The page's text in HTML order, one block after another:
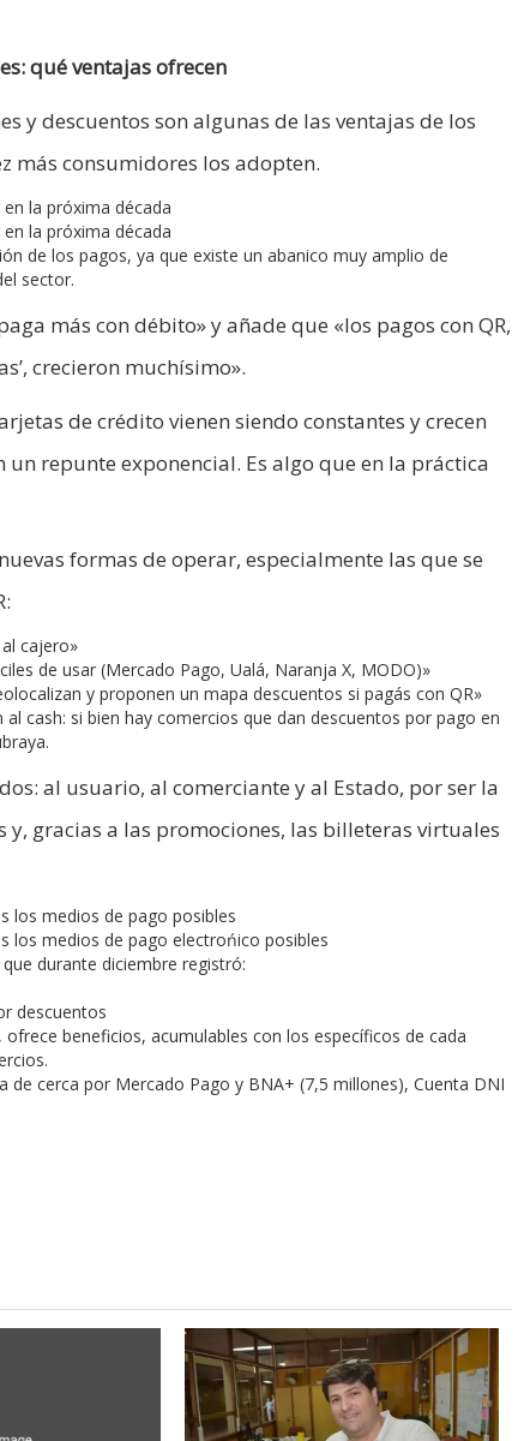
qué ventajas ofrecen
y descuentos son algunas de las ventajas de los
más consumidores los adopten.
la próxima década
la próxima década
de los pagos, ya que existe un abanico muy amplio de
sector.
más con débito» y añade que «los pagos con QR,
crecieron muchísimo».
de crédito vienen siendo constantes y crecen
repunte exponencial. Es algo que en la práctica
formas de operar, especialmente las que se
cajero»
de usar (Mercado Pago, Ualá, Naranja X, MODO)»
y proponen un mapa descuentos si pagás con QR»
cash: si bien hay comercios que dan descuentos por pago en
al usuario, al comerciante y al Estado, por ser la
y, gracias a las promociones, las billeteras virtuales
los medios de pago posibles
los medios de pago electrońico posibles
durante diciembre registró:
descuentos
beneficios, acumulables con los específicos de cada
cerca por Mercado Pago y BNA+ (7,5 millones), Cuenta DNI